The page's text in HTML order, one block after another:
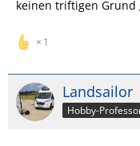
keinen triftigen Grund
1
Landsailor
Hobby-